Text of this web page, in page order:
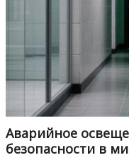
Аварийное
безопасности в